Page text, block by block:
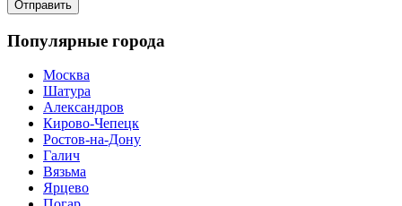
Популярные города
Москва
Шатура
Александров
Кирово-Чепецк
Ростов-на-Дону
Галич
Вязьма
Ярцево